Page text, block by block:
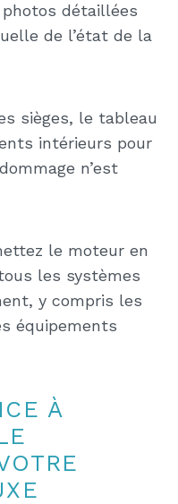
photos détaillées
de l’état de la
sièges, le tableau
intérieurs pour
n’est
le moteur en
les systèmes
y compris les
équipements
À